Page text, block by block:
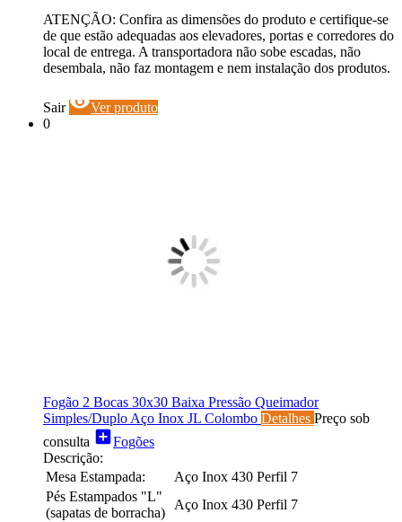
ATENÇÃO: Confira as dimensões do produto e certifique-se
de que estão adequadas aos elevadores, portas e corredores do
local de entrega. A transportadora não sobe escadas, não
desembala, não faz montagem e nem instalação dos produtos.
Sair visibilityVer produto
0
Fogão 2 Bocas 30x30 Baixa Pressão Queimador
Simples/Duplo Aço Inox JL Colombo Detalhes Preço sob
consulta add_boxFogões
Descrição:
Mesa Estampada:
Aço Inox 430 Perfil 7
Pés Estampados "L"
(sapatas de borracha)
Aço Inox 430 Perfil 7